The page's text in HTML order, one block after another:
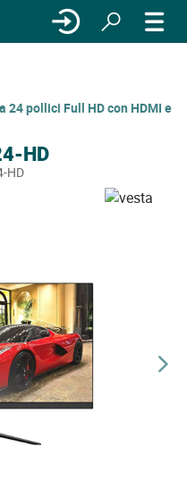
24 pollici Full HD con HDMI e
HD
HD